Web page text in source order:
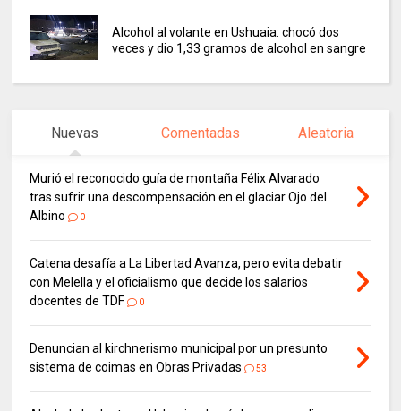
Alcohol al volante en Ushuaia: chocó dos
veces y dio 1,33 gramos de alcohol en sangre
Nuevas Comentadas Aleatoria
Murió el reconocido guía de montaña Félix Alvarado
tras sufrir una descompensación en el glaciar Ojo del
Albino
0
Catena desafía a La Libertad Avanza, pero evita debatir
con Melella y el oficialismo que decide los salarios
docentes de TDF
0
Denuncian al kirchnerismo municipal por un presunto
sistema de coimas en Obras Privadas
53